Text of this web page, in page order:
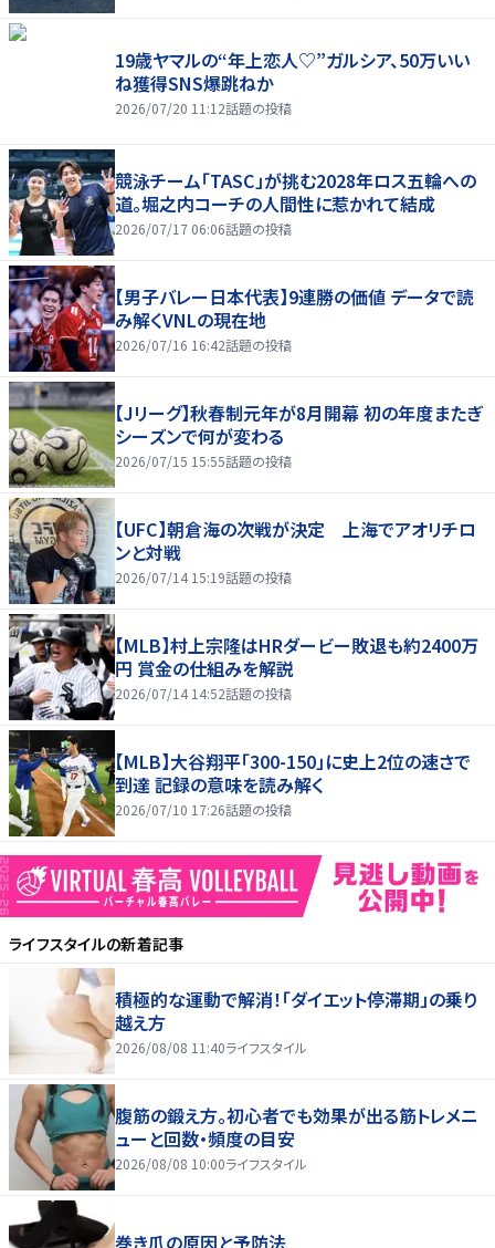
19歳ヤマルの“年上恋人♡”ガルシア、50万いい
ね獲得SNS爆跳ねか
2026/07/20 11:12話題の投稿
競泳チーム「TASC」が挑む2028年ロス五輪への
道。堀之内コーチの人間性に惹かれて結成
2026/07/17 06:06話題の投稿
【男子バレー日本代表】9連勝の価値 データで読
み解くVNLの現在地
2026/07/16 16:42話題の投稿
【Jリーグ】秋春制元年が8月開幕 初の年度またぎ
シーズンで何が変わる
2026/07/15 15:55話題の投稿
【UFC】朝倉海の次戦が決定 上海でアオリチロ
ンと対戦
2026/07/14 15:19話題の投稿
【MLB】村上宗隆はHRダービー敗退も約2400万
円 賞金の仕組みを解説
2026/07/14 14:52話題の投稿
【MLB】大谷翔平「300-150」に史上2位の速さで
到達 記録の意味を読み解く
2026/07/10 17:26話題の投稿
ライフスタイルの新着記事
積極的な運動で解消！「ダイエット停滞期」の乗り
越え方
2026/08/08 11:40ライフスタイル
腹筋の鍛え方。初心者でも効果が出る筋トレメニ
ューと回数・頻度の目安
2026/08/08 10:00ライフスタイル